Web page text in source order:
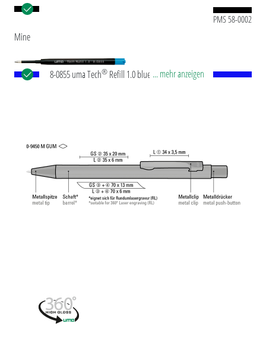
PMS 58-0002
Mine
8-0855 uma Tech® Refill 1.0 blue Europäische
Norm. Die uma Tech Refill 1.0 vermittelt ein
angenehmes und weiches Schreibgefühl.
... mehr anzeigen